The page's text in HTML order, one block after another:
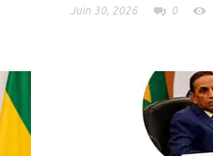
Juin 30, 2026 0